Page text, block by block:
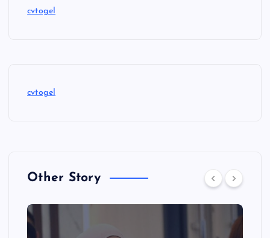
cvtogel
cvtogel
Other Story